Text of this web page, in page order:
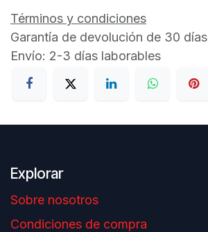
Términos y condiciones
Garantía de devolución de 30 días
Envío: 2-3 días laborables
Explorar
Sobre nosotros
Condiciones de compra